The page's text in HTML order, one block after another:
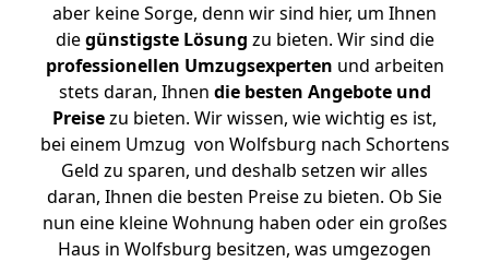
aber keine Sorge, denn wir sind hier, um Ihnen
diegünstigste Lösung zu bieten. Wir sind die
professionellen Umzugsexperten und arbeiten
stets daran, Ihnen die besten Angebote und
Preisezu bieten. Wir wissen, wie wichtig es ist,
bei einem Umzug von Wolfsburg nach Schortens
Geld zu sparen, und deshalb setzen wir alles
daran, Ihnen die besten Preise zu bieten. Ob Sie
nun eine kleine Wohnung haben oder ein großes
Haus in Wolfsburg besitzen, was umgezogen